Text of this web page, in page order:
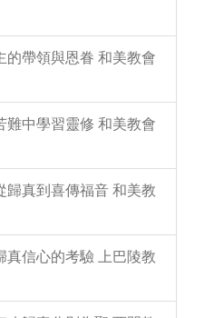
的帶領與恩眷 和美教會
難中學習靈修 和美教會
歸真到喜傳福音 和美教
真信心的考驗 上巴陵教